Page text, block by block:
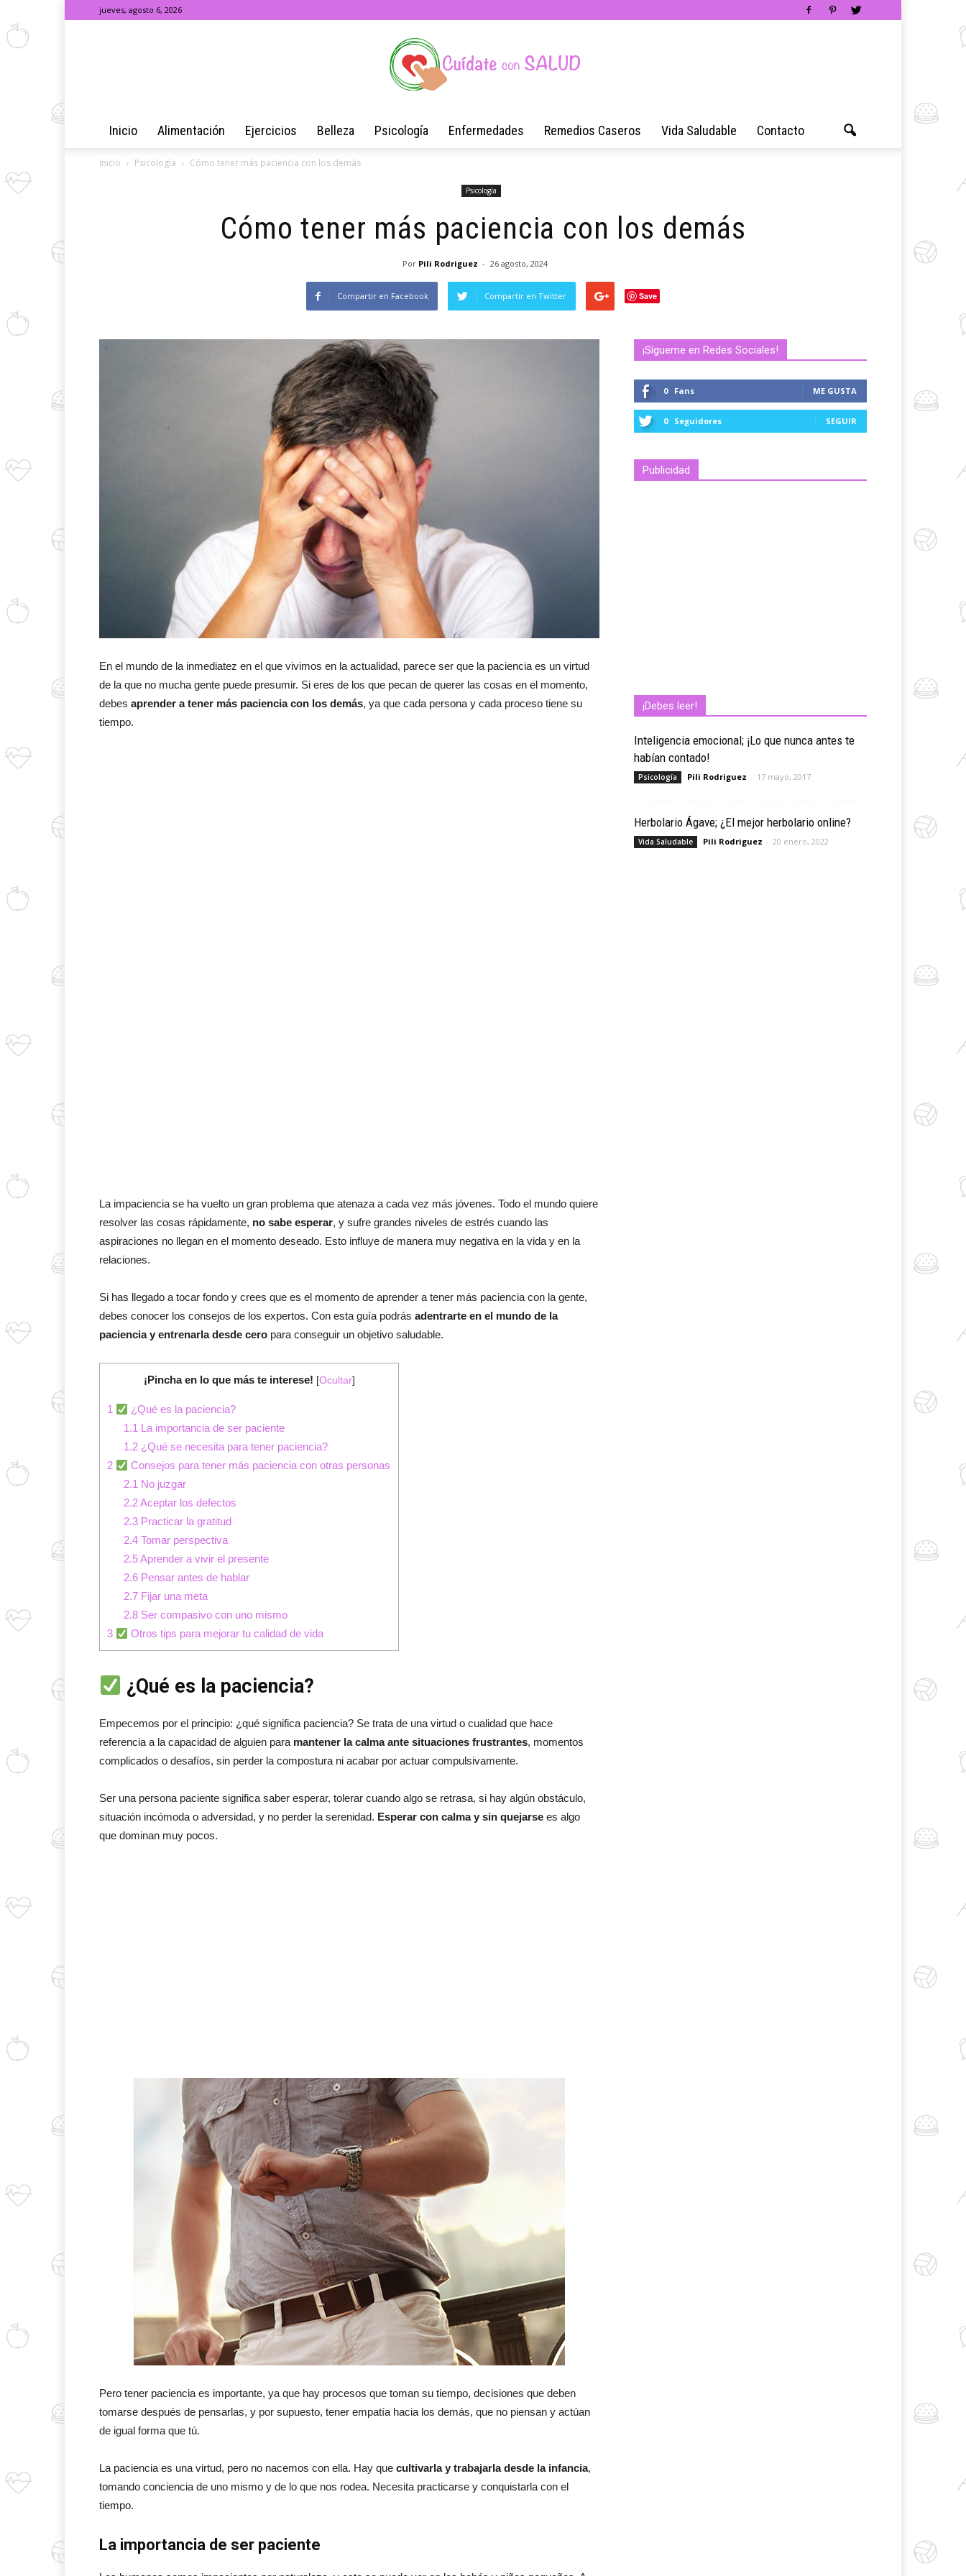
jueves, agosto 6, 2026
de
Cuídate
Inicio Alimentación Ejercicios Belleza Psicología Enfermedades Remedios Caseros Vida Saludable Contacto
Inicio Psicología Cómo tener más paciencia con los demás
Psicología
Cómo tener más paciencia con los demás
Por Pili Rodriguez - 26 agosto, 2024
Compartir en Facebook Compartir en Twitter Save
En el mundo de la inmediatez en el que vivimos en la actualidad, parece ser que la paciencia es un virtud
de la que no mucha gente puede presumir. Si eres de los que pecan de querer las cosas en el momento,
debes aprender a tener más paciencia con los demás, ya que cada persona y cada proceso tiene su
tiempo.
La impaciencia se ha vuelto un gran problema que atenaza a cada vez más jóvenes. Todo el mundo quiere
resolver las cosas rápidamente, no sabe esperar, y sufre grandes niveles de estrés cuando las
aspiraciones no llegan en el momento deseado. Esto influye de manera muy negativa en la vida y en la
relaciones.
Si has llegado a tocar fondo y crees que es el momento de aprender a tener más paciencia con la gente,
debes conocer los consejos de los expertos. Con esta guía podrás adentrarte en el mundo de la
paciencia y entrenarla desde cero para conseguir un objetivo saludable.
¡Pincha en lo que más te interese! [Ocultar]
1
¿Qué es la paciencia?
1.1 La importancia de ser paciente
1.2¿Qué se necesita para tener paciencia?
2
Consejos para tener más paciencia con otras personas
2.1 No juzgar
2.2Aceptar los defectos
2.3Practicar la gratitud
2.4Tomar perspectiva
2.5Aprender a vivir el presente
2.6Pensar antes de hablar
2.7Fijar una meta
2.8Ser compasivo con uno mismo
3
Otros tips para mejorar tu calidad de vida
¿Qué es la paciencia?
Empecemos por el principio: ¿qué significa paciencia? Se trata de una virtud o cualidad que hace
referencia a la capacidad de alguien para mantener la calma ante situaciones frustrantes, momentos
complicados o desafíos, sin perder la compostura ni acabar por actuar compulsivamente.
Ser una persona paciente significa saber esperar, tolerar cuando algo se retrasa, si hay algún obstáculo,
situación incómoda o adversidad, y no perder la serenidad. Esperar con calma y sin quejarse es algo
que dominan muy pocos.
Pero tener paciencia es importante, ya que hay procesos que toman su tiempo, decisiones que deben
tomarse después de pensarlas, y por supuesto, tener empatía hacia los demás, que no piensan y actúan
de igual forma que tú.
La paciencia es una virtud, pero no nacemos con ella. Hay que cultivarla y trabajarla desde la infancia,
tomando conciencia de uno mismo y de lo que nos rodea. Necesita practicarse y conquistarla con el
tiempo.
La importancia de ser paciente
¡Sígueme en Redes Sociales!
0 Fans ME GUSTA
0 Seguidores SEGUIR
Publicidad
¡Debes leer!
Inteligencia emocional; ¡Lo que nunca antes te
habían contado!
Psicología Pili Rodriguez - 17 mayo, 2017
Herbolario Ágave; ¿El mejor herbolario online?
Vida Saludable Pili Rodriguez - 20 enero, 2022